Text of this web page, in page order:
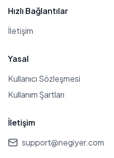
Hızlı Bağlantılar
İletişim
Yasal
Kullanıcı Sözleşmesi
Kullanım Şartları
İletişim
support@negiyer.com